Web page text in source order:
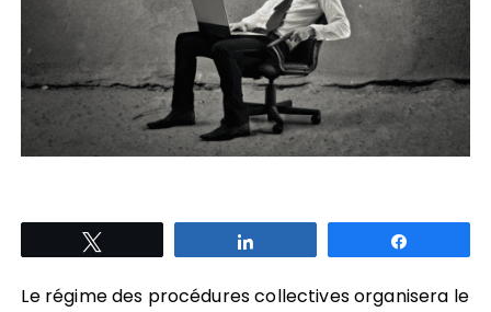
Le régime des procédures collectives organisera le